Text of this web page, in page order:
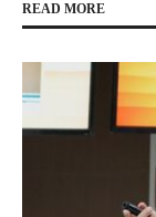
READ MORE